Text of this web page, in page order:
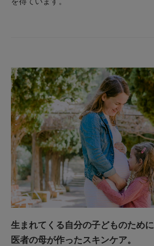
生まれてくる自分の子どものために
医者の母が作ったスキンケア。